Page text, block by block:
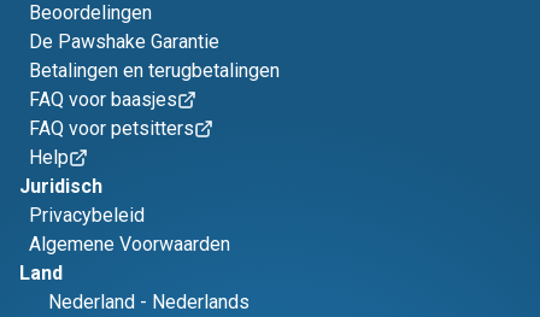
Beoordelingen
De Pawshake Garantie
Betalingen en terugbetalingen
FAQ voor baasjes
FAQ voor petsitters
Help
Juridisch
Privacybeleid
Algemene Voorwaarden
Land
Nederland - Nederlands